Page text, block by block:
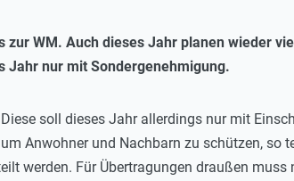
WM. Auch dieses Jahr planen wieder
Jahr nur mit Sondergenehmigung.
soll dieses Jahr allerdings nur mit
Anwohner und Nachbarn zu schützen, so
werden. Für Übertragungen draußen muss